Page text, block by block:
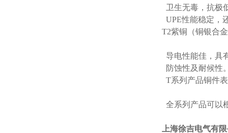
卫生无毒，抗极
UPE性能稳定，
T2紫铜（铜银合
导电性能佳，具
防蚀性及耐候性
T系列产品铜件
全系列产品可以
上海徐吉电气有